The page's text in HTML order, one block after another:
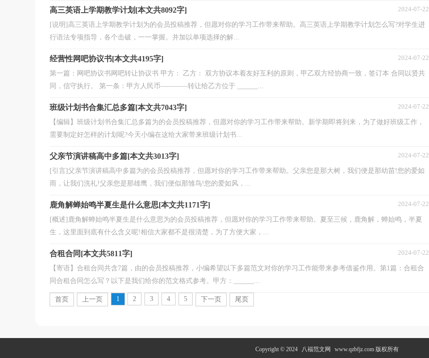
高三英语上学期教学计划[本文共8092字] 2024-07-22
[说明]高三英语上学期教学计划为的会员投稿推荐，但愿对你的学习工作带来帮助。高三英语上学期教学计划怎么写?对学生进
行语法专项指导，各个击破，一一掌握。并加以单项选择的解...
经营性网吧协议书[本文共4195字] 2024-07-22
第一篇：网吧协议书网吧转让协议书 甲方： 乙方： 双方协议本着友好互利的原则，甲乙双方经协商一致，签订本 合同以贤共
同，信守执行。 第一条：甲方人民币————转让给乙方位于 ______...
班级计划书合集汇总多篇[本文共7043字] 2024-07-22
【编辑】班级计划书合集汇总多篇为的会员投稿推荐，但愿对你的学习工作带来帮助。新学期即将到来，为了做好班级工作，
需要制定好怎样的计划呢?今天小编在这给大家带来班级计划书...
父亲节演讲稿高中多篇[本文共3013字] 2024-07-22
[引言]父亲节演讲稿高中多篇为的会员投稿推荐，但愿对你的学习工作带来帮助。父亲您是那大树，我们便是那幼苗!您的爱如
雨，让我们洗礼!父亲您是那雄鹰，我们便似那雏鸟!您的爱如风，...
鹿角解蝉始鸣半夏生是什么意思[本文共1171字] 2024-07-22
[概述]鹿角解蝉始鸣半夏生是什么意思为的会员投稿推荐，但愿对你的学习工作带来帮助。夏至三候，鹿角解，蝉始鸣，半夏
生，这里面到底有什么含义呢!相信大家都不是很清楚，为了方便大家，...
合租合同[本文共5811字] 2024-07-22
【寄语】合租合同共含7篇，由的会员投稿推荐，小编希望以下多篇范文对你的学习工作能带来参考借鉴作用。第1篇：合租合
同合租合同怎么写？以下是我们给你的范文格式参考。甲方：______...
首页 上一页 1 2 3 4 5 下一页 尾页
Copyright © 2024 八福范文网 www.qzbfjz.com 版权所有